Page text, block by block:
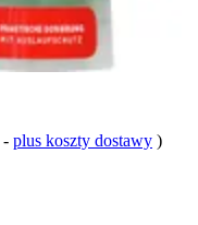
- plus koszty dostawy )